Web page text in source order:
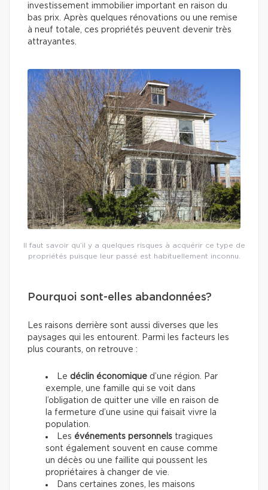
investissement immobilier important en raison du
bas prix. Après quelques rénovations ou une remise
à neuf totale, ces propriétés peuvent devenir très
attrayantes.
Il faut savoir qu’il y a quelques risques à acquérir ce type de
propriétés puisque leur passé est habituellement inconnu.
Pourquoi sont-elles abandonnées?
Les raisons derrière sont aussi diverses que les
paysages qui les entourent. Parmi les facteurs les
plus courants, on retrouve :
Le déclin économique d’une région. Par
exemple, une famille qui se voit dans
l’obligation de quitter une ville en raison de
la fermeture d’une usine qui faisait vivre la
population.
Les événements personnels tragiques
sont également souvent en cause comme
un décès ou une faillite qui poussent les
propriétaires à changer de vie.
Dans certaines zones, les maisons